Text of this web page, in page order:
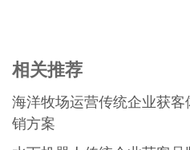
相关推荐
海洋牧场运营传统企业获
销方案